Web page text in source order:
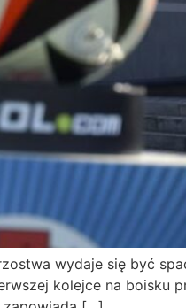
wydaje się być
kolejce na boisku